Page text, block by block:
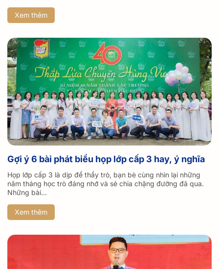
Xem thêm
Gợi ý 6 bài phát biểu họp lớp cấp 3 hay, ý nghĩa
Họp lớp cấp 3 là dịp để thầy trò, bạn bè cùng nhìn lại những
năm tháng học trò đáng nhớ và sẻ chia chặng đường đã qua.
Những bài...
Xem thêm